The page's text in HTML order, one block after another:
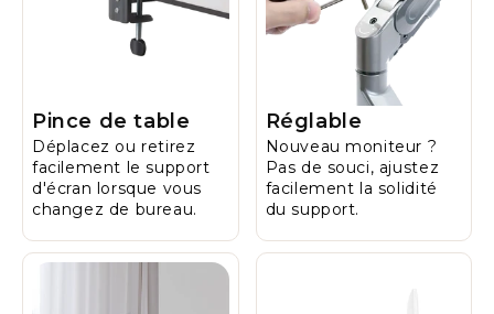
Pince de table
Déplacez ou retirez
facilement le support
d'écran lorsque vous
changez de bureau.
Réglable
Nouveau moniteur ?
Pas de souci, ajustez
facilement la solidité
du support.